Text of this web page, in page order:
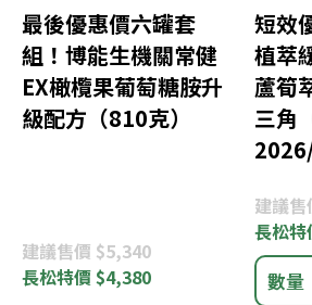
最後優惠價六罐套
組！博能生機關常健
EX橄欖果葡萄糖胺升
級配方（810克）
建議售價 $5,340
長松特價 $4,380
短效
植萃
蘆筍
三角
建議
長松特
數量